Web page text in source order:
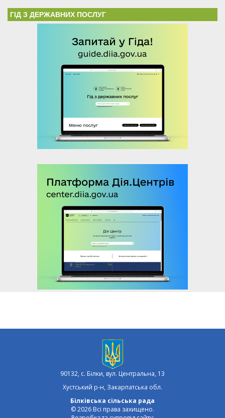
ГІД З ДЕРЖАВНИХ ПОСЛУГ
90132, с. Білки, вул. Центральна, 13
Хустський р-н, Закарпатська обл.
Білківська сільська рада
© 2026 Всі права захищено.